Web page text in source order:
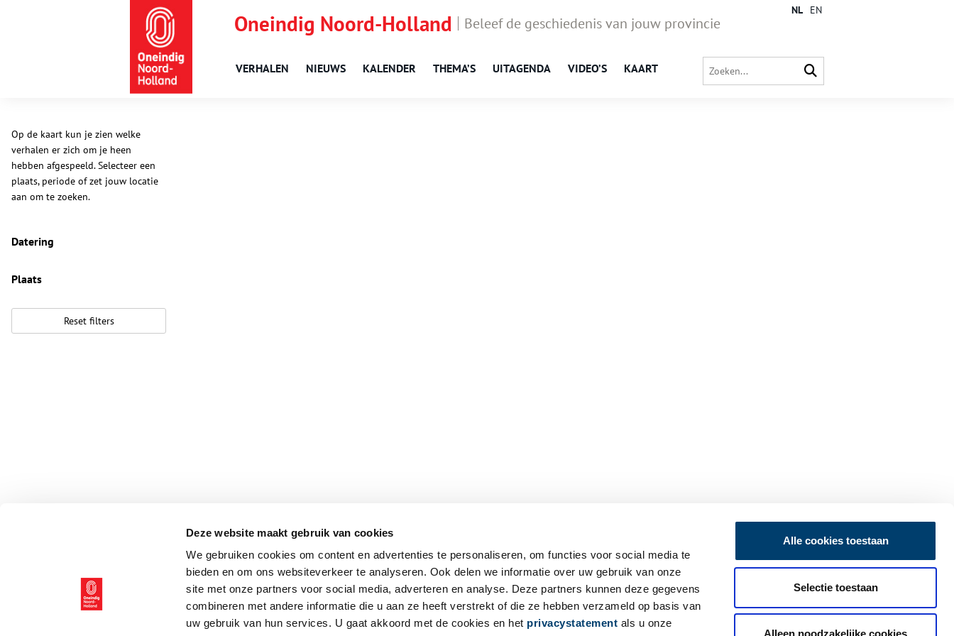
Deze website maakt gebruik van cookies
We gebruiken cookies om content en advertenties te personaliseren, om functies voor social media te
bieden en om ons websiteverkeer te analyseren. Ook delen we informatie over uw gebruik van onze
site met onze partners voor social media, adverteren en analyse. Deze partners kunnen deze gegevens
combineren met andere informatie die u aan ze heeft verstrekt of die ze hebben verzameld op basis van
uw gebruik van hun services. U gaat akkoord met de cookies en het privacystatement als u onze
Alle cookies toestaan
Selectie toestaan
Alleen noodzakelijke cookies
Oneindig Noord-Holland Beleef de geschiedenis van jouw provincie
VERHALEN NIEUWS KALENDER THEMA’S UITAGENDA VIDEO’S KAART
NL EN
Op de kaart kun je zien welke
verhalen er zich om je heen
hebben afgespeeld. Selecteer een
plaats, periode of zet jouw locatie
aan om te zoeken.
Datering
Plaats
Reset filters